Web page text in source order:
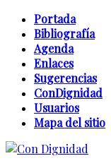
Portada
Bibliografía
Agenda
Enlaces
Sugerencias
ConDignidad
Usuarios
Mapa del sitio